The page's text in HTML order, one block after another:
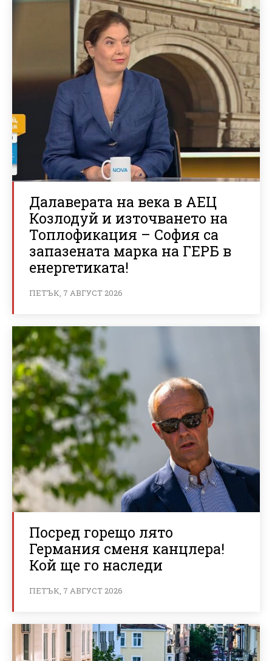
Далаверата на века в АЕЦ
Козлодуй и източването на
Топлофикация – София са
запазената марка на ГЕРБ в
енергетиката!
ПЕТЪК, 7 АВГУСТ 2026
Посред горещо лято
Германия сменя канцлера!
Кой ще го наследи
ПЕТЪК, 7 АВГУСТ 2026